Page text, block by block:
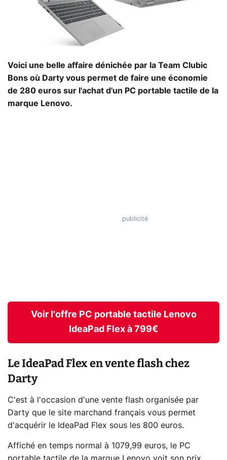
Voici une belle affaire dénichée par la Team Clubic
Bons où Darty vous permet de faire une économie
de 280 euros sur l'achat d'un PC portable tactile de la
marque Lenovo.
Voir l'offre PC portable tactile Lenovo
IdeaPad Flex à 799€
Le IdeaPad Flex en vente flash chez
Darty
C'est à l'occasion d'une vente flash organisée par
Darty que le site marchand français vous permet
d'acquérir le IdeaPad Flex sous les 800 euros.
Affiché en temps normal à 1079,99 euros, le PC